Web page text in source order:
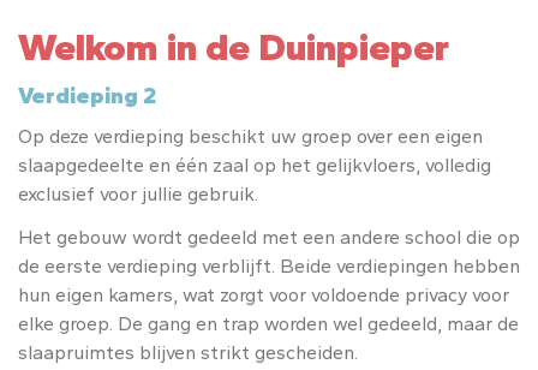
Welkom in de Duinpieper
Verdieping 2
Op deze verdieping beschikt uw groep over een eigen
slaapgedeelte en één zaal op het gelijkvloers, volledig
exclusief voor jullie gebruik.
Het gebouw wordt gedeeld met een andere school die op
de eerste verdieping verblijft. Beide verdiepingen hebben
hun eigen kamers, wat zorgt voor voldoende privacy voor
elke groep. De gang en trap worden wel gedeeld, maar de
slaapruimtes blijven strikt gescheiden.